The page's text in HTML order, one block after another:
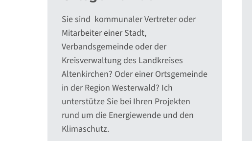
Sie sind kommunaler Vertreter oder
Mitarbeiter einer Stadt,
Verbandsgemeinde oder der
Kreisverwaltung des Landkreises
Altenkirchen? Oder einer Ortsgemeinde
in der Region Westerwald? Ich
unterstütze Sie bei Ihren Projekten
rund um die Energiewende und den
Klimaschutz.